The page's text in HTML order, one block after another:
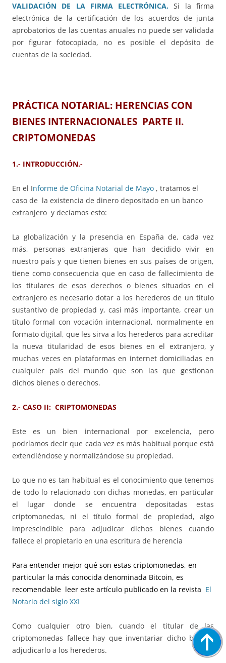
VALIDACIÓN DE LA FIRMA ELECTRÓNICA. Si la firma
electrónica de la certificación de los acuerdos de junta
aprobatorios de las cuentas anuales no puede ser validada
por figurar fotocopiada, no es posible el depósito de
cuentas de la sociedad.
PRÁCTICA NOTARIAL: HERENCIAS CON
BIENES INTERNACIONALES PARTE II.
CRIPTOMONEDAS
1.- INTRODUCCIÓN.-
En el Informe de Oficina Notarial de Mayo , tratamos el
caso de la existencia de dinero depositado en un banco
extranjero y decíamos esto:
La globalización y la presencia en España de, cada vez
más, personas extranjeras que han decidido vivir en
nuestro país y que tienen bienes en sus países de origen,
tiene como consecuencia que en caso de fallecimiento de
los titulares de esos derechos o bienes situados en el
extranjero es necesario dotar a los herederos de un título
sustantivo de propiedad y, casi más importante, crear un
título formal con vocación internacional, normalmente en
formato digital, que les sirva a los herederos para acreditar
la nueva titularidad de esos bienes en el extranjero, y
muchas veces en plataformas en internet domiciliadas en
cualquier país del mundo que son las que gestionan
dichos bienes o derechos.
2.- CASO II: CRIPTOMONEDAS
Este es un bien internacional por excelencia, pero
podríamos decir que cada vez es más habitual porque está
extendiéndose y normalizándose su propiedad.
Lo que no es tan habitual es el conocimiento que tenemos
de todo lo relacionado con dichas monedas, en particular
el lugar donde se encuentra depositadas estas
criptomonedas, ni el título formal de propiedad, algo
imprescindible para adjudicar dichos bienes cuando
fallece el propietario en una escritura de herencia
Para entender mejor qué son estas criptomonedas, en
particular la más conocida denominada Bitcoin, es
recomendable leer este artículo publicado en la revista El
Notario del siglo XXI
Como cualquier otro bien, cuando el titular de las
criptomonedas fallece hay que inventariar dicho bien, y
adjudicarlo a los herederos.